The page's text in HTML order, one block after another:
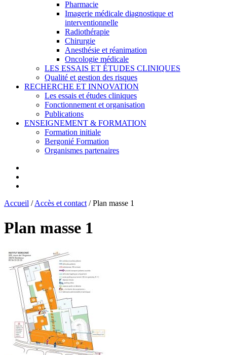
Pharmacie
Imagerie médicale diagnostique et
interventionnelle
Radiothérapie
Chirurgie
Anesthésie et réanimation
Oncologie médicale
LES ESSAIS ET ÉTUDES CLINIQUES
Qualité et gestion des risques
RECHERCHE ET INNOVATION
Les essais et études cliniques
Fonctionnement et organisation
Publications
ENSEIGNEMENT & FORMATION
Formation initiale
Bergonié Formation
Organismes partenaires
Accueil /Accès et contact /Plan masse 1
Plan masse 1